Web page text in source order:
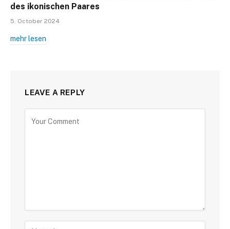
des ikonischen Paares
5. October 2024
mehr lesen
LEAVE A REPLY